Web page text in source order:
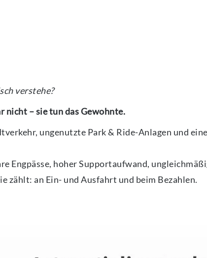
verstehe?
nicht – sie tun das Gewohnte.
ungenutzte Park & Ride-Anlagen und
Engpässe, hoher Supportaufwand,
zählt: an Ein- und Ausfahrt und beim Bezahlen.